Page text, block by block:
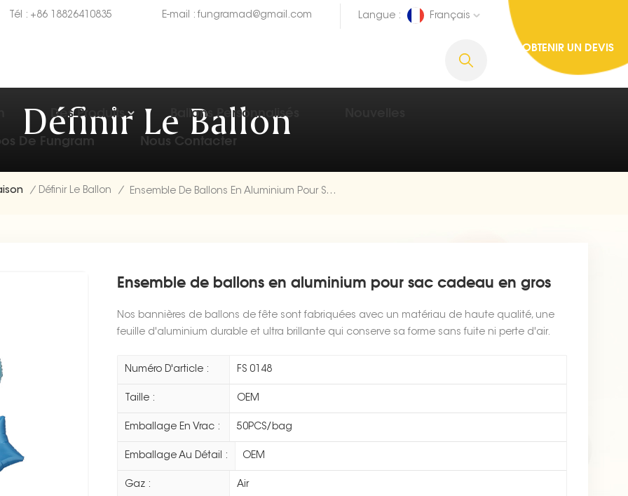
OBTENIR UN DEVIS
Langue : Français
Tél : +86 18826410835 E-mail :fungramad@gmail.com
Des Produits Ballons Personnalisés
De Fungram
Nous Contacter
Définir Le Ballon
/ Définir Le Ballon / Ensemble De Ballons En Aluminium Pour Sac Cadeau En Gros
Ensemble de ballons en aluminium pour sac cadeau en gros
Nos bannières de ballons de fête sont fabriquées avec un matériau de haute qualité, une
feuille d'aluminium durable et ultra brillante qui conserve sa forme sans fuite ni perte d'air.
Numéro D'article : FS 0148
Taille : OEM
Emballage En Vrac : 50PCS/bag
Emballage Au Détail : OEM
Gaz : Air